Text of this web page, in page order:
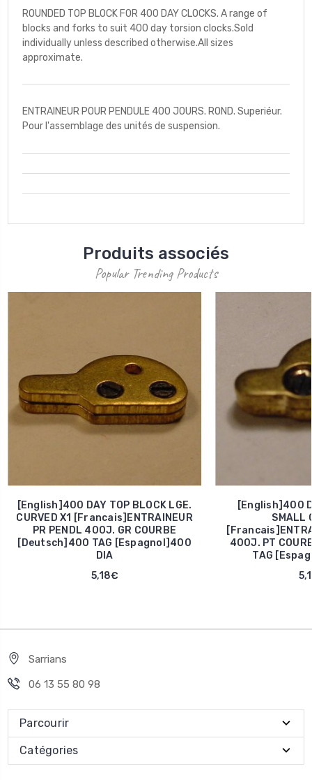
ROUNDED TOP BLOCK FOR 400 DAY CLOCKS. A range of
blocks and forks to suit 400 day torsion clocks.Sold
individually unless described otherwise.All sizes
approximate.
ENTRAINEUR POUR PENDULE 400 JOURS. ROND. Superiéur.
Pour l'assemblage des unités de suspension.
Produits associés
Popular Trending Products
[English]400 DAY TOP BLOCK LGE.
CURVED X1 [Francais]ENTRAINEUR
PR PENDL 400J. GR COURBE
[Deutsch]400 TAG [Espagnol]400
DIA
5,18€
[English]400
SMALL
400J. PT
TAG
Sarrians
06 13 55 80 98
Parcourir
Catégories